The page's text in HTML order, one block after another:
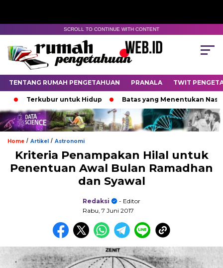
SCROLL TO CONTINUE WITH CONTENT
TENTANG RUMAH PENGETAHUAN PRANALA TWIT
untuk Hidup Batas yang Menentukan Nasib
Home / Artikel / Astronomi
Kriteria Penampakan Hilal untuk
Penentuan Awal Bulan Ramadhan
dan Syawal
Redaksi
- Editor
Rabu, 7 Juni 2017